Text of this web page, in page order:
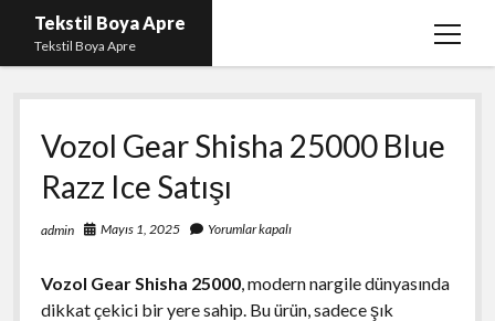
Tekstil Boya Apre
Tekstil Boya Apre
menüyü
Igtv Yorum Yükleme Hilesi Ücretsiz
Liste
Sayfa Listesi
Şifresiz Youtube Beğeni Yükseltme
Vozol Gear Shisha 25000 Blue
Razz Ice Satışı
admin Mayıs 1, 2025 Yorumlar kapalı
Vozol Gear Shisha 25000, modern nargile dünyasında
dikkat çekici bir yere sahip. Bu ürün, sadece şık